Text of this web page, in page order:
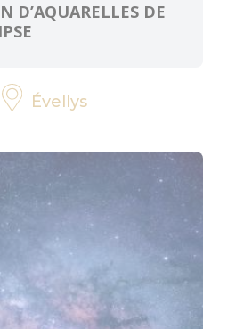
famille
Les enquêtes
Piste et Trésor :
Les mégalithes
de Lanvaux
D’AQUARELLES DE
Évellys